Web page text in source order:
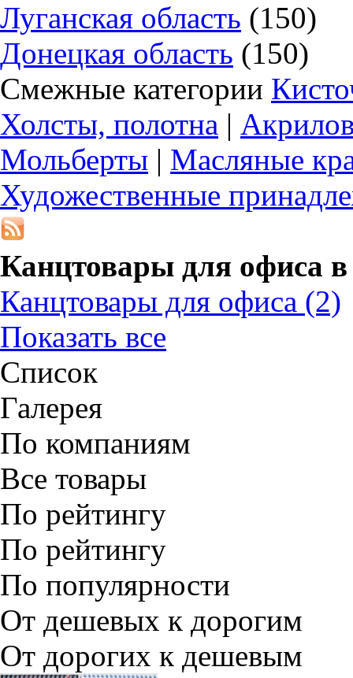
Луганская область (150)
Донецкая область (150)
Смежные категории
Холсты, полотна |
Мольберты | Масляные
Художественные
Канцтовары для офиса
Канцтовары для офиса (2)
Показать все
Список
Галерея
По компаниям
Все товары
По рейтингу
По рейтингу
По популярности
От дешевых к дорогим
От дорогих к дешевым